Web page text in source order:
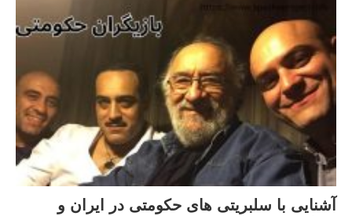
آشنایی با سلبریتی های حکومتی در ایران و